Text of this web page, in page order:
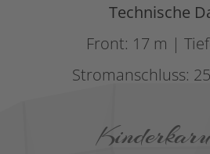
Technische
Front: 17 m |
Stromanschluss: